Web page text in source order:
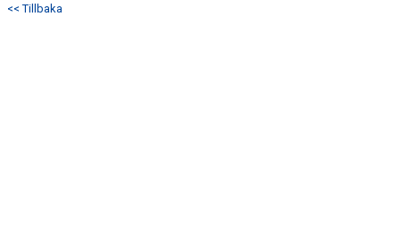
KONTAKT
<< Tillbaka